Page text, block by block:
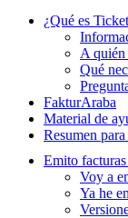
¿Qué es
A quién
Qué
FakturAraba
Material de
Resumen
Emito facturas
Voy a
Ya he